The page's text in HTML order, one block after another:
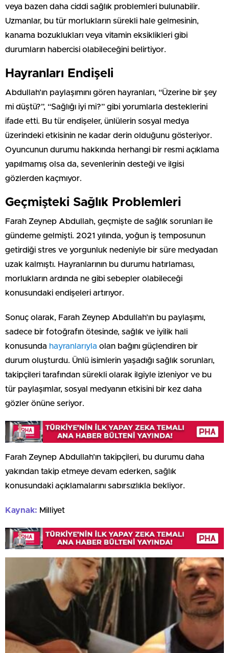
veya bazen daha ciddi sağlık problemleri bulunabilir.
Uzmanlar, bu tür morlukların sürekli hale gelmesinin,
kanama bozuklukları veya vitamin eksiklikleri gibi
durumların habercisi olabileceğini belirtiyor.
Hayranları Endişeli
Abdullah’ın paylaşımını gören hayranları, “Üzerine bir şey
mi düştü?”, “Sağlığı iyi mi?” gibi yorumlarla desteklerini
ifade etti. Bu tür endişeler, ünlülerin sosyal medya
üzerindeki etkisinin ne kadar derin olduğunu gösteriyor.
Oyuncunun durumu hakkında herhangi bir resmi açıklama
yapılmamış olsa da, sevenlerinin desteği ve ilgisi
gözlerden kaçmıyor.
Geçmişteki Sağlık Problemleri
Farah Zeynep Abdullah, geçmişte de sağlık sorunları ile
gündeme gelmişti. 2021 yılında, yoğun iş temposunun
getirdiği stres ve yorgunluk nedeniyle bir süre medyadan
uzak kalmıştı. Hayranlarının bu durumu hatırlaması,
morlukların ardında ne gibi sebepler olabileceği
konusundaki endişeleri artırıyor.
Sonuç olarak, Farah Zeynep Abdullah’ın bu paylaşımı,
sadece bir fotoğrafın ötesinde, sağlık ve iyilik hali
konusunda hayranlarıyla olan bağını güçlendiren bir
durum oluşturdu. Ünlü isimlerin yaşadığı sağlık sorunları,
takipçileri tarafından sürekli olarak ilgiyle izleniyor ve bu
tür paylaşımlar, sosyal medyanın etkisini bir kez daha
gözler önüne seriyor.
Farah Zeynep Abdullah’ın takipçileri, bu durumu daha
yakından takip etmeye devam ederken, sağlık
konusundaki açıklamalarını sabırsızlıkla bekliyor.
Kaynak: Milliyet